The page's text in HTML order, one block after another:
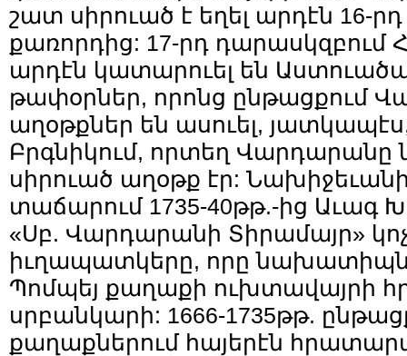
շատ սիրուած է եղել արդէն 16-
քառորդից: 17-րդ դարասկզբում
արդէն կատարուել են
թափօրներ, որոնց ընթացքում
աղօթքներ են ասուել,
Բրգնիկում, որտեղ
սիրուած աղօթք էր:
տաճարում 1735-40թթ.-ից Աւագ
«Սբ. Վարդարանի Տիրամայր»
իւղապատկերը, որը
Պոմպեյ քաղաքի ուխտավայրի
սրբանկարի: 1666-1735թթ.
քաղաքներում հայերէն